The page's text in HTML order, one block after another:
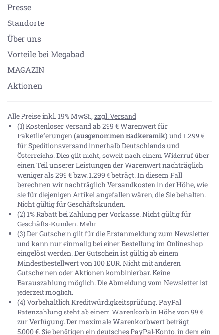
Presse
Standorte
Über uns
Vorteile bei Megabad
MAGAZIN
Aktionen
Alle Preise inkl. 19% MwSt., zzgl. Versand
(1) Kostenloser Versand ab 299 € Warenwert für
Paketlieferungen(ausgenommen Badkeramik) und 1.299 €
für Speditionsversand innerhalb Deutschlands und
Österreichs. Dies gilt nicht, soweit nach einem Widerruf über
einen Teil unserer Leistungen der Warenwert nachträglich
weniger als 299 € bzw. 1.299 € beträgt. In diesem Fall
berechnen wir nachträglich Versandkosten in der Höhe, wie
sie für diejenigen Artikel angefallen wären, die Sie behalten.
Nicht gültig für Geschäftskunden.
(2) 1% Rabatt bei Zahlung per Vorkasse. Nicht gültig für
Geschäfts-Kunden.Mehr
(3) Der Gutschein gilt für die Erstanmeldung zum Newsletter
und kann nur einmalig bei einer Bestellung im Onlineshop
eingelöst werden. Der Gutschein ist gültig ab einem
Mindestbestellwert von 100 EUR. Nicht mit anderen
Gutscheinen oder Aktionen kombinierbar. Keine
Barauszahlung möglich. Die Abmeldung vom Newsletter ist
jederzeit möglich.
(4) Vorbehaltlich Kreditwürdigkeitsprüfung. PayPal
Ratenzahlung steht ab einem Warenkorb in Höhe von99 €
zur Verfügung. Der maximale Warenkorbwert beträgt
5.000 €. Sie benötigen ein deutsches PayPal-Konto, in dem ein